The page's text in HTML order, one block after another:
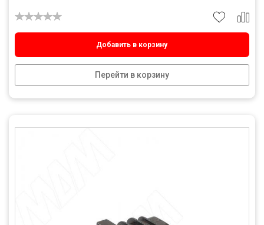
Добавить в корзину
Перейти в корзину